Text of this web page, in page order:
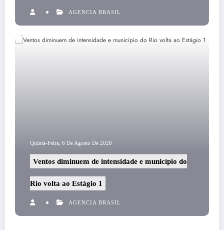
AGENCIA BRASIL
Quinta-Feira, 6 De Agosto De 2026
Ventos diminuem de intensidade e município do
Rio volta ao Estágio 1
AGENCIA BRASIL